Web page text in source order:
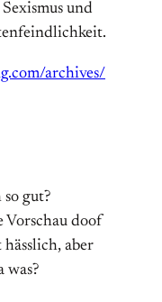
und
archives/
gut?
doof
aber
was?